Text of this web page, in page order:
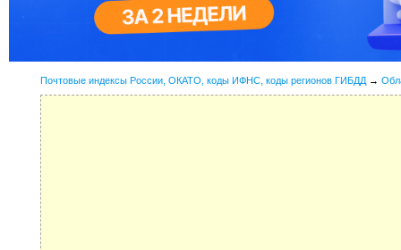
Почтовые индексы России, ОКАТО, коды ИФНС, коды регионов ГИБДД →